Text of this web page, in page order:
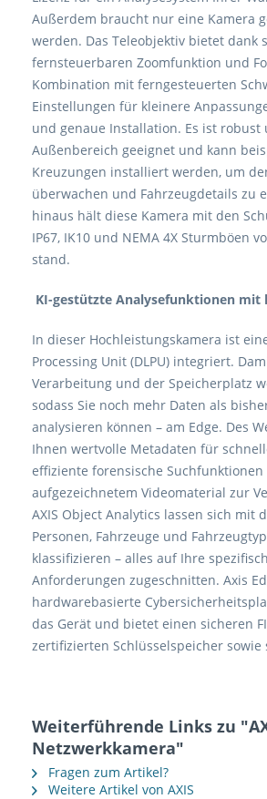
Außerdem braucht nur eine Kamera
werden. Das Teleobjektiv bietet dank
fernsteuerbaren Zoomfunktion und
Kombination mit ferngesteuerten
Einstellungen für kleinere
und genaue Installation. Es ist robust
Außenbereich geeignet und kann
Kreuzungen installiert werden, um
überwachen und Fahrzeugdetails zu
hinaus hält diese Kamera mit den
IP67, IK10 und NEMA 4X Sturmböen
stand.
KI-gestützte Analysefunktionen mit
In dieser Hochleistungskamera ist
Processing Unit (DLPU) integriert.
Verarbeitung und der Speicherplatz
sodass Sie noch mehr Daten als
analysieren können – am Edge. Des
Ihnen wertvolle Metadaten für
effiziente forensische Suchfunktionen
aufgezeichnetem Videomaterial zur
AXIS Object Analytics lassen sich mit
Personen, Fahrzeuge und
klassifizieren – alles auf Ihre
Anforderungen zugeschnitten. Axis
hardwarebasierte
das Gerät und bietet einen sicheren
zertifizierten Schlüsselspeicher sowie
Weiterführende Links zu
Netzwerkkamera"
Fragen zum Artikel?
Weitere Artikel von AXIS